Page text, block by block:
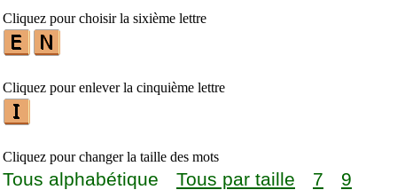
Cliquez pour choisir la sixième lettre
Cliquez pour enlever la cinquième lettre
Cliquez pour changer la taille des mots
Tous alphabétique Tous par taille 7
9